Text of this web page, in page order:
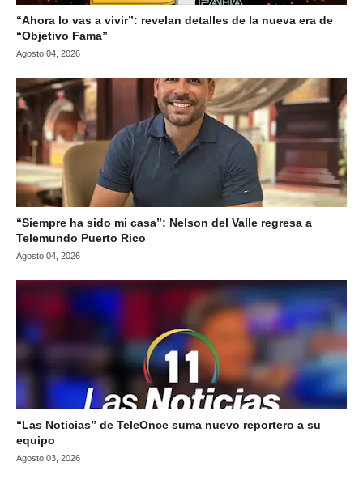
“Ahora lo vas a vivir”: revelan detalles de la nueva era de
“Objetivo Fama”
Agosto 04, 2026
“Siempre ha sido mi casa”: Nelson del Valle regresa a
Telemundo Puerto Rico
Agosto 04, 2026
“Las Noticias” de TeleOnce suma nuevo reportero a su
equipo
Agosto 03, 2026